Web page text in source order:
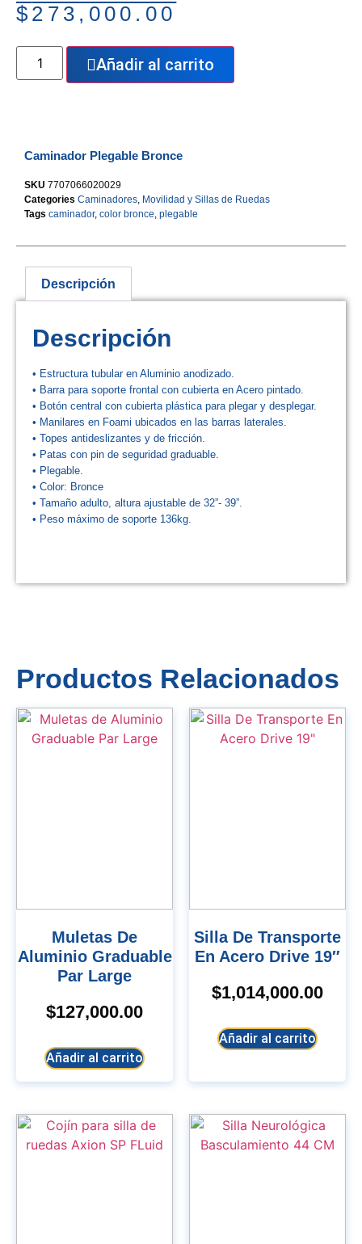
$ 273,000.00
Añadir al carrito
Caminador Plegable Bronce
SKU 7707066020029
Categories Caminadores Movilidad y Sillas de Ruedas
Tags caminador, color bronce plegable
Descripción
Descripción
• Estructura tubular en Aluminio anodizado.
• Barra para soporte frontal con cubierta en Acero pintado.
• Botón central con cubierta plástica para plegar y desplegar.
• Manilares en Foami ubicados en las barras laterales.
• Topes antideslizantes y de fricción.
• Patas con pin de seguridad graduable.
• Plegable.
• Color: Bronce
• Tamaño adulto, altura ajustable de 32”- 39”.
• Peso máximo de soporte 136kg.
Productos Relacionados
Muletas De
Aluminio Graduable
Par Large
$127,000.00
Añadir al carrito
Silla De Transporte
En Acero Drive 19″
$1,014,000.00
Añadir al carrito